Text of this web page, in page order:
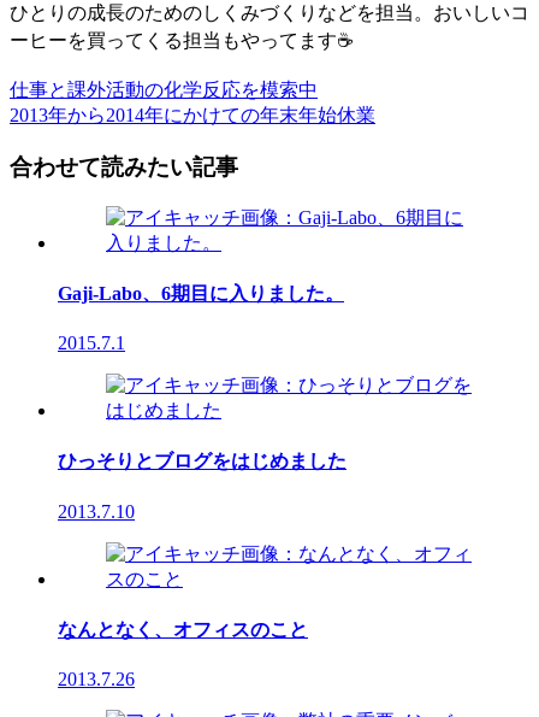
ひとりの成長のためのしくみづくりなどを担当。おいしいコ
ーヒーを買ってくる担当もやってます☕
仕事と課外活動の化学反応を模索中
2013年から2014年にかけての年末年始休業
合わせて読みたい記事
Gaji-Labo、6期目に入りました。
2015.7.1
ひっそりとブログをはじめました
2013.7.10
なんとなく、オフィスのこと
2013.7.26